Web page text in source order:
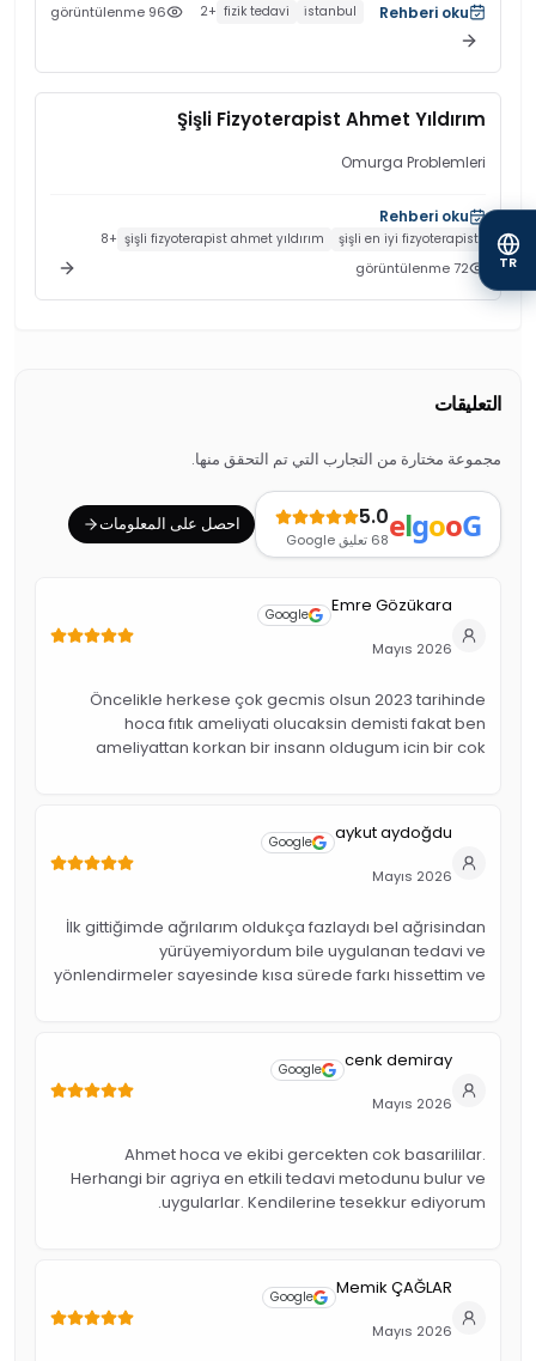
Rehberi oku
i̇stanbul
fizik tedavi
+
2
96
görüntülenme
Şişli Fizyoterapist Ahmet Yıldırım
Omurga Problemleri
Rehberi oku
şişli en iyi fizyoterapist
şişli fizyoterapist ahmet yıldırım
+
8
72
görüntülenme
التعليقات
مجموعة مختارة من التجارب التي تم التحقق منها.
G
o
o
g
l
e
5.0
68 تعليق Google
احصل على المعلومات
Emre Gözükara
Google
Mayıs 2026
Öncelikle herkese çok gecmis olsun 2023 tarihinde
hoca fıtık ameliyati olucaksin demisti fakat ben
ameliyattan korkan bir insann oldugum icin bir cok
aykut aydoğdu
Google
Mayıs 2026
İlk gittiğimde ağrılarım oldukça fazlaydı bel ağrisindan
yürüyemiyordum bile uygulanan tedavi ve
yönlendirmeler sayesinde kısa sürede farkı hissettim ve
cenk demiray
Google
Mayıs 2026
Ahmet hoca ve ekibi gercekten cok basarililar.
Herhangi bir agriya en etkili tedavi metodunu bulur ve
uygularlar. Kendilerine tesekkur ediyorum.
Memik ÇAĞLAR
Google
Mayıs 2026
TR